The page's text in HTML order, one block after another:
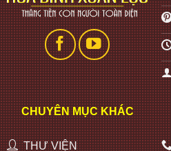
CHUYÊN MỤC KHÁC
THƯ VIỆN